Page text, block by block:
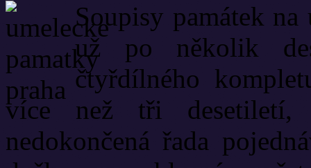
Soupisy památek
už po několik
čtyřdílného
více než tři
nedokončená řada